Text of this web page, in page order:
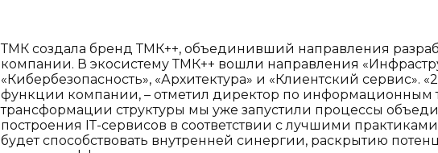
ТМК создала бренд ТМК++, объединивший направления
компании. В экосистему ТМК++ вошли направления
«Кибербезопасность», «Архитектура» и «Клиентский сервис».
функции компании, – отметил директор по информационным
трансформации структуры мы уже запустили процессы
построения IТ-сервисов в соответствии с лучшими
будет способствовать внутренней синергии, раскрытию